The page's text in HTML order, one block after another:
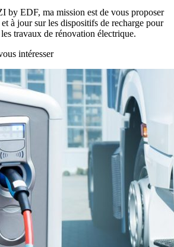
by EDF, ma mission est de vous proposer
à jour sur les dispositifs de recharge pour
travaux de rénovation électrique.
intéresser